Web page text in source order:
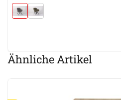
Ähnliche Artikel